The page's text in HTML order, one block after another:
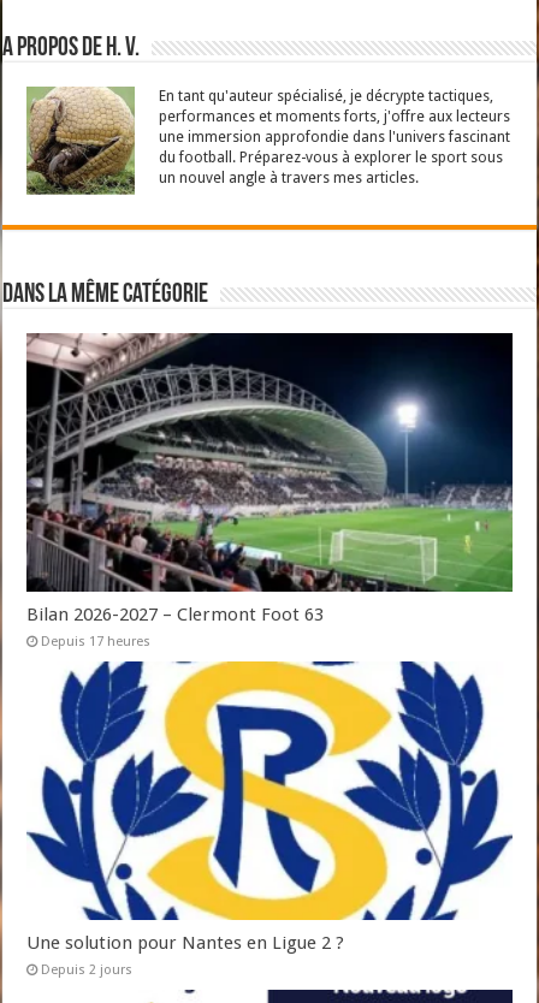
A propos de H. V.
En tant qu'auteur spécialisé, je décrypte tactiques,
performances et moments forts, j'offre aux lecteurs
une immersion approfondie dans l'univers fascinant
du football. Préparez-vous à explorer le sport sous
un nouvel angle à travers mes articles.
Dans la même catégorie
Bilan 2026-2027 – Clermont Foot 63
Depuis 17 heures
Une solution pour Nantes en Ligue 2 ?
Depuis 2 jours